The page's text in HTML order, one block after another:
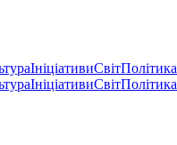
ІніціативиСвітПолітика
ІніціативиСвітПолітика